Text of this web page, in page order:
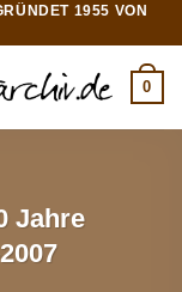
1955 VON
0
Jahre